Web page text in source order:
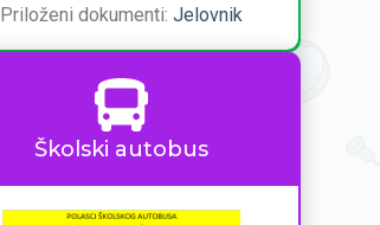
Priloženi dokumenti:Jelovnik
Školski autobus